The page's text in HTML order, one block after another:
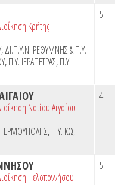
Κρήτης
,ΔΙ.Π.Υ.Ν. ΡΕΘΥΜΝΗΣ & Π.Υ.
,Π.Υ. ΙΕΡΑΠΕΤΡΑΣ,Π.Υ.
5
Νοτίου Αιγαίου
ΕΡΜΟΥΠΟΛΗΣ,Π.Υ. ΚΩ,
4
Πελοποννήσου
5